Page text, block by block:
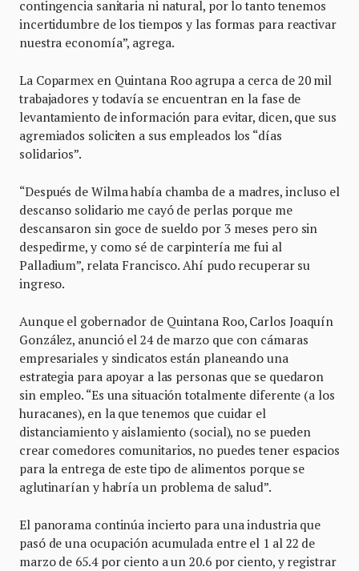
contingencia sanitaria ni natural, por lo tanto tenemos
incertidumbre de los tiempos y las formas para reactivar
nuestra economía”, agrega.
La Coparmex en Quintana Roo agrupa a cerca de 20 mil
trabajadores y todavía se encuentran en la fase de
levantamiento de información para evitar, dicen, que sus
agremiados soliciten a sus empleados los “días
solidarios”.
“Después de Wilma había chamba de a madres, incluso el
descanso solidario me cayó de perlas porque me
descansaron sin goce de sueldo por 3 meses pero sin
despedirme, y como sé de carpintería me fui al
Palladium”, relata Francisco. Ahí pudo recuperar su
ingreso.
Aunque el gobernador de Quintana Roo, Carlos Joaquín
González, anunció el 24 de marzo que con cámaras
empresariales y sindicatos están planeando una
estrategia para apoyar a las personas que se quedaron
sin empleo. “Es una situación totalmente diferente (a los
huracanes), en la que tenemos que cuidar el
distanciamiento y aislamiento (social), no se pueden
crear comedores comunitarios, no puedes tener espacios
para la entrega de este tipo de alimentos porque se
aglutinarían y habría un problema de salud”.
El panorama continúa incierto para una industria que
pasó de una ocupación acumulada entre el 1 al 22 de
marzo de 65.4 por ciento a un 20.6 por ciento, y registrar